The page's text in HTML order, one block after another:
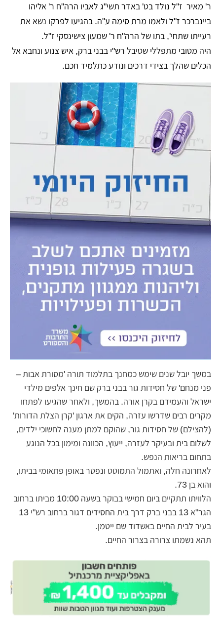
ר' מאיר ז"ל נולד בט' באדר תשי"ג לאביו הרה"ח ר' אליהו
ביינברכר ז"ל ולאמו מרת סימה ע"ה. בהגיעו לפרקו נשא את
רעייתו שתחי', בתו של הרה"ח ר' שמעון צישינסקי ז"ל.
היה מטובי מתפללי שטיבל רש"י בבני ברק, איש צנוע ונחבא אל
הכלים שהלך בצידי דרכים ונודע כתלמיד חכם.
במשך יובל שנים שימש כמחנך בתלמוד תורה 'מסורת אבות –
פני מנחם' של חסידות גור בבני ברק שם חינך אלפים מילדי
ישראל והעמידם בקרן אורה. בהמשך, ולאחר שהגיעו לפתחו
מקרים רבים שדרשו עזרה, הקים את ארגון 'קרן הצלת הדורות'
(להצילם) של חסידות גור, שהוקם למתן מענה לחשוכי ילדים,
לשלום בית ובעיקר לעזרה, ייעוץ, הכוונה ומימון בכל הנוגע
בתחום בריאות הנפש.
לאחרונה חלה, ואתמול התמוטט ונפטר באופן פתאומי בביתו,
והוא בן 73.
הלוויתו תתקיים ביום חמישי בבוקר בשעה 10:00 מביתו ברחוב
הגר"א 13 בבני ברק דרך בית החסידים דגור ברחוב רש"י 13
בעיר לבית החיים באשדוד שם ייטמן.
תהא נשמתו צרורה בצרור החיים.